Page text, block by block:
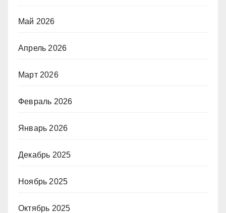
Май 2026
Апрель 2026
Март 2026
Февраль 2026
Январь 2026
Декабрь 2025
Ноябрь 2025
Октябрь 2025